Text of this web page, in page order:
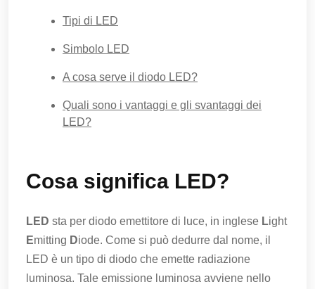
Tipi di LED
Simbolo LED
A cosa serve il diodo LED?
Quali sono i vantaggi e gli svantaggi dei
LED?
Cosa significa LED?
LED sta per diodo emettitore di luce, in inglese Light
Emitting Diode. Come si può dedurre dal nome, il
LED è un tipo di diodo che emette radiazione
luminosa. Tale emissione luminosa avviene nello